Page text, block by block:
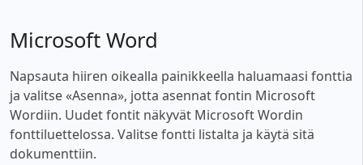
Microsoft Word
Napsauta hiiren oikealla painikkeella haluamaasi fonttia
ja valitse «Asenna», jotta asennat fontin Microsoft
Wordiin. Uudet fontit näkyvät Microsoft Wordin
fonttiluettelossa. Valitse fontti listalta ja käytä sitä
dokumenttiin.